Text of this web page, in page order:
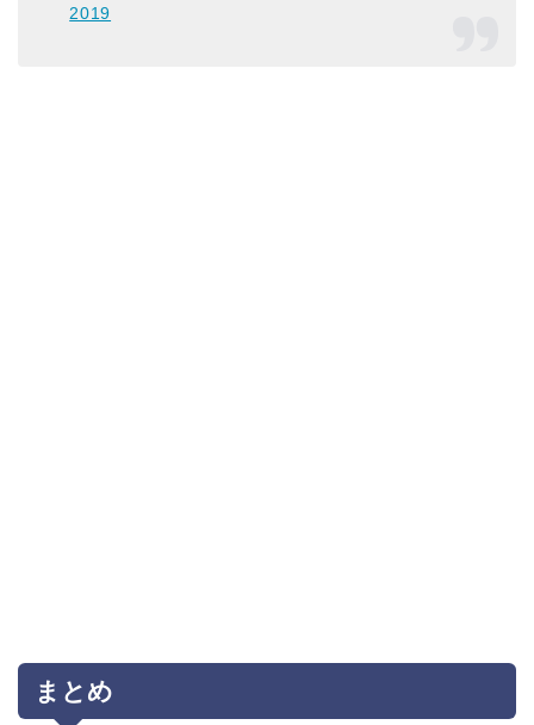
2019
まとめ